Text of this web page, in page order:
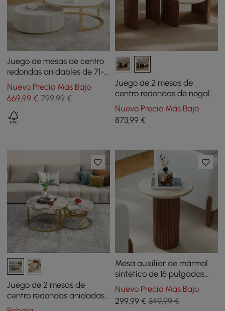
Juego de mesas de centro
redondas anidables de 71-
89 cm con tapa de piedra
sinterizada y cajón
Nuevo Precio Más Bajo
669,99 € 799,99 €
Juego de 2 mesas de
centro redondas de nogal
con tapa de travertino (20"
- 28")
Nuevo Precio Más Bajo
873,99€
Juego de 2 mesas de
centro redondas anidadas
Pandora modernas con
Mesa auxiliar de mármol
sintético de 16 pulgadas
con base de madera
Nuevo Precio Más Bajo
299,99€ 349,99 €